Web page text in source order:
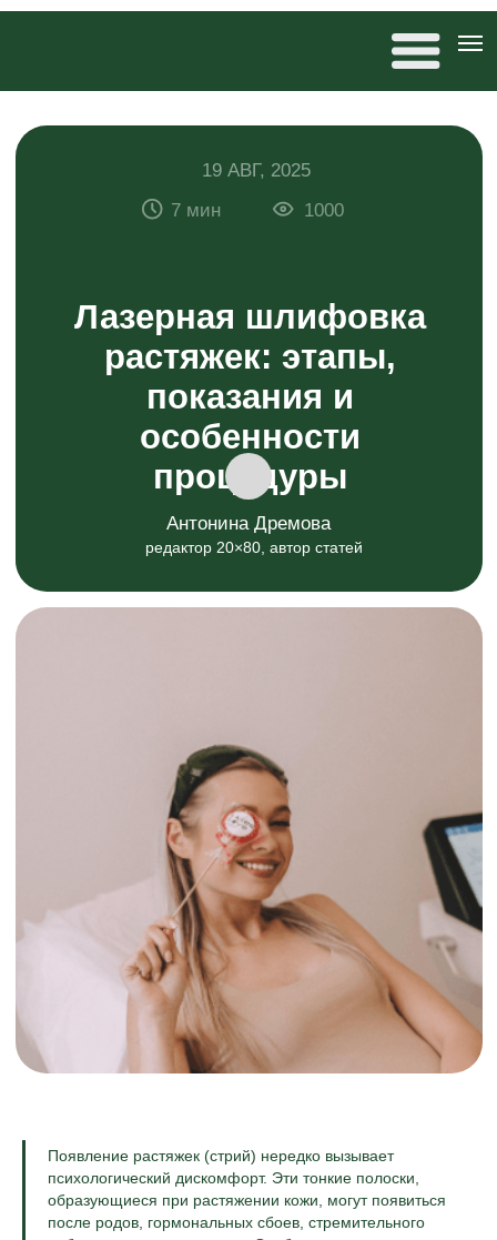
Лазерная шлифовка
особенности
процедуры
редактор 20×80, автор статей
Появление растяжек (стрий) нередко вызывает
психологический дискомфорт. Эти тонкие полоски,
образующиеся при растяжении кожи, могут появиться
после родов, гормональных сбоев, стремительного